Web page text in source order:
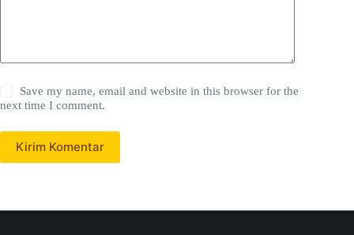
Save my name, email and website in this browser for the
next time I comment.
Kirim Komentar